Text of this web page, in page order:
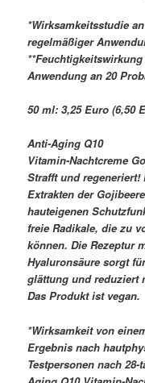
*Wirksamkeitsstudie
regelmäßiger
Anwendung an 20
50 ml: 3,25 Euro (6,50
Anti-Aging Q10
Vitamin-Nachtcreme
Strafft und
Extrakten der
hauteigenen
freie Radikale, die zu
können. Die Rezeptur
Hyaluronsäure sorgt
glättung und reduziert
Das Produkt ist vegan.
*Wirksamkeit von
Ergebnis nach
Testpersonen nach